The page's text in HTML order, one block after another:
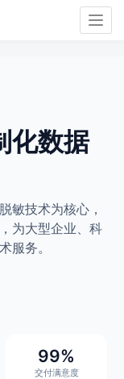
化数据
敏技术为核心，
为大型企业、科
服务。
99%
交付满意度